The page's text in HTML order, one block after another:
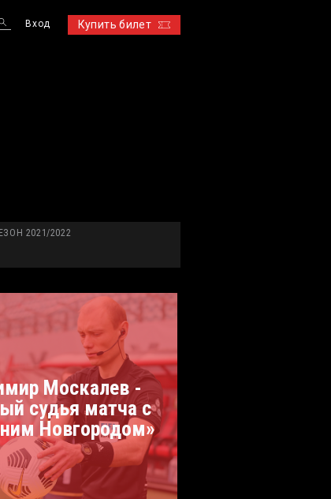
Купить билет
Вход
2021/2022
Москалев -
судья матча с
Новгородом»